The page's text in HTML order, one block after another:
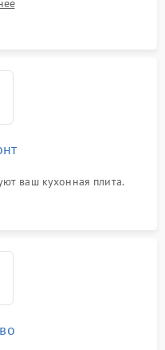
ваш кухонная плита.